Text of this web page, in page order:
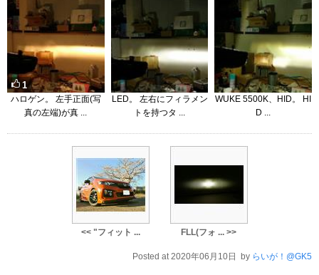
1
ハロゲン。 左手正面(写
真の左端)が真 ...
LED。 左右にフィラメン
トを持つタ ...
WUKE 5500K、HID。 HI
D ...
<< "フィット ... FLL(フォ ... >>
Posted at 2020年06月10日 by らいが！@GK5